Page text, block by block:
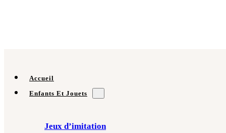
Accueil
Enfants Et Jouets
Jeux d’imitation